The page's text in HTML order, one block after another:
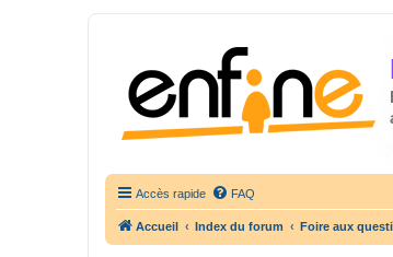
Accès rapide FAQ
Accueil Index du forum Foire aux